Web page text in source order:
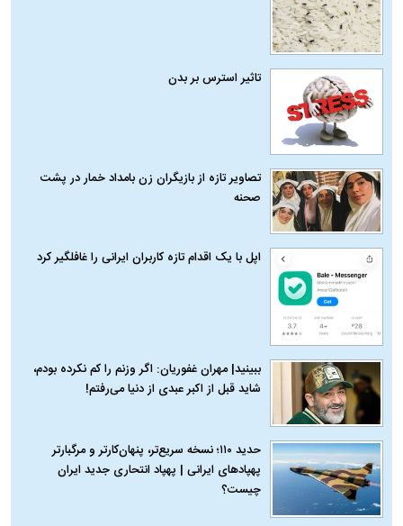
تاثیر استرس بر بدن
تصاویر تازه از بازیگران زن بامداد خمار در پشت
صحنه
اپل با یک اقدام تازه کاربران ایرانی را غافلگیر کرد
ببینید| مهران غفوریان: اگر وزنم را کم نکرده بودم،
شاید قبل از اکبر عبدی از دنیا می‌رفتم!
حدید ۱۱۰؛ نسخه سریع‌تر، پنهان‌کارتر و مرگبارتر
پهپادهای ایرانی | پهپاد انتحاری جدید ایران
چیست؟